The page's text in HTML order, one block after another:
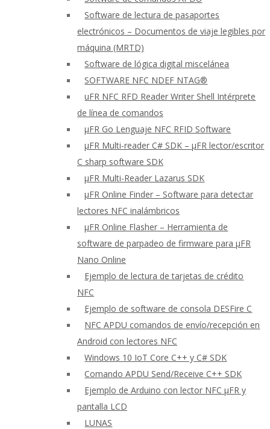
Software de lectura de pasaportes
electrónicos – Documentos de viaje legibles por
máquina (MRTD)
Software de lógica digital miscelánea
SOFTWARE NFC NDEF NTAG®
uFR NFC RFD Reader Writer Shell Intérprete
de línea de comandos
μFR Go Lenguaje NFC RFID Software
μFR Multi-reader C# SDK – μFR lector/escritor
C sharp software SDK
μFR Multi-Reader Lazarus SDK
μFR Online Finder – Software para detectar
lectores NFC inalámbricos
μFR Online Flasher – Herramienta de
software de parpadeo de firmware para μFR
Nano Online
Ejemplo de lectura de tarjetas de crédito
NFC
Ejemplo de software de consola DESFire C
NFC APDU comandos de envío/recepción en
Android con lectores NFC
Windows 10 IoT Core C++ y C# SDK
Comando APDU Send/Receive C++ SDK
Ejemplo de Arduino con lector NFC μFR y
pantalla LCD
LUNAS